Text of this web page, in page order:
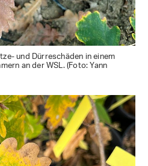
und Dürreschäden in einem
an der WSL. (Foto: Yann